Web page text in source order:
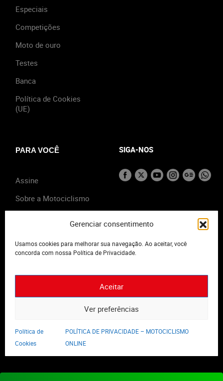
Gerenciar consentimento
Usamos cookies para melhorar sua navegação. Ao aceitar, você
concorda com nossa Política de Privacidade.
Aceitar
Ver preferências
Política de
Cookies
POLÍTICA DE PRIVACIDADE – MOTOCICLISMO
ONLINE
Especiais
Competições
Moto de ouro
Testes
Banca
Política de Cookies
(UE)
PARA VOCÊ
Assine
Sobre a Motociclismo
POLÍTICA DE
Termos de Uso
SIGA-NOS
2023 - Editora Motor Midia. Todos os direitos reservados.